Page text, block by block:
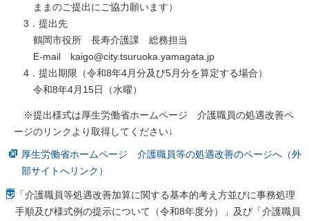
ままのご提出にご協力願います）
3．提出先
鶴岡市役所 長寿介護課 総務担当
E-mail kaigo@city.tsuruoka.yamagata.jp
4．提出期限（令和8年4月分及び5月分を算定する場合）
令和8年4月15日（水曜）
※提出様式は厚生労働省ホームページ 介護職員の処遇改善ペ
ージのリンクより取得してください↓
厚生労働省ホームページ 介護職員等の処遇改善のページへ（外
部サイトへリンク）
「介護職員等処遇改善加算に関する基本的考え方並びに事務処理
手順及び様式例の提示について（令和8年度分）」及び「介護職員